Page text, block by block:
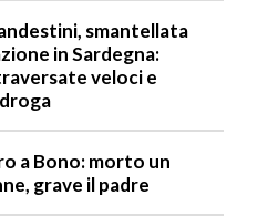
smantellata
in Sardegna:
veloci e
a Bono: morto un
grave il padre